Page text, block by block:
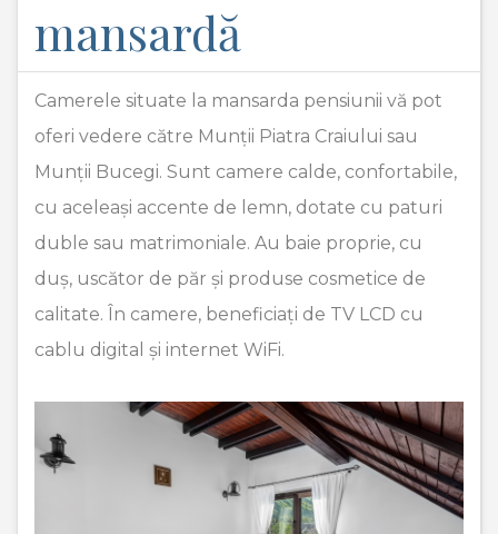
mansardă
Camerele situate la mansarda pensiunii vă pot
oferi vedere către Munții Piatra Craiului sau
Munții Bucegi. Sunt camere calde, confortabile,
cu aceleași accente de lemn, dotate cu paturi
duble sau matrimoniale. Au baie proprie, cu
duș, uscător de păr și produse cosmetice de
calitate. În camere, beneficiați de TV LCD cu
cablu digital și internet WiFi.
Previous Next